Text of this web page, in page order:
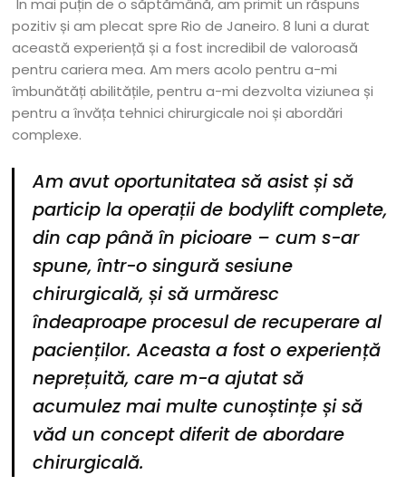
În mai puțin de o săptămână, am primit un răspuns
pozitiv și am plecat spre Rio de Janeiro. 8 luni a durat
această experiență și a fost incredibil de valoroasă
pentru cariera mea. Am mers acolo pentru a-mi
îmbunătăți abilitățile, pentru a-mi dezvolta viziunea și
pentru a învăța tehnici chirurgicale noi și abordări
complexe.
Am avut oportunitatea să asist și să
particip la operații de bodylift complete,
din cap până în picioare – cum s-ar
spune, într-o singură sesiune
chirurgicală, și să urmăresc
îndeaproape procesul de recuperare al
pacienților. Aceasta a fost o experiență
neprețuită, care m-a ajutat să
acumulez mai multe cunoștințe și să
văd un concept diferit de abordare
chirurgicală.